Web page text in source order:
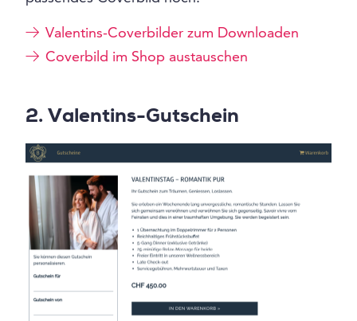
Valentins-Coverbilder zum Downloaden
Coverbild im Shop austauschen
2. Valentins-Gutschein